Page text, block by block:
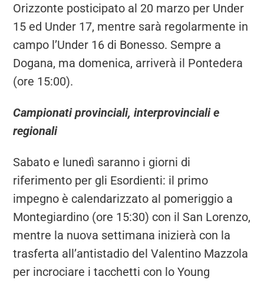
Orizzonte posticipato al 20 marzo per Under
15 ed Under 17, mentre sarà regolarmente in
campo l’Under 16 di Bonesso. Sempre a
Dogana, ma domenica, arriverà il Pontedera
(ore 15:00).
Campionati provinciali, interprovinciali e
regionali
Sabato e lunedì saranno i giorni di
riferimento per gli Esordienti: il primo
impegno è calendarizzato al pomeriggio a
Montegiardino (ore 15:30) con il San Lorenzo,
mentre la nuova settimana inizierà con la
trasferta all’antistadio del Valentino Mazzola
per incrociare i tacchetti con lo Young